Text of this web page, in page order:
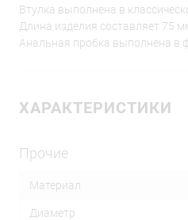
Втулка выполнена в
Длина изделия составляет 75
Анальная пробка выполнена в
ХАРАКТЕРИСТИКИ
Прочие
Материал
Диаметр